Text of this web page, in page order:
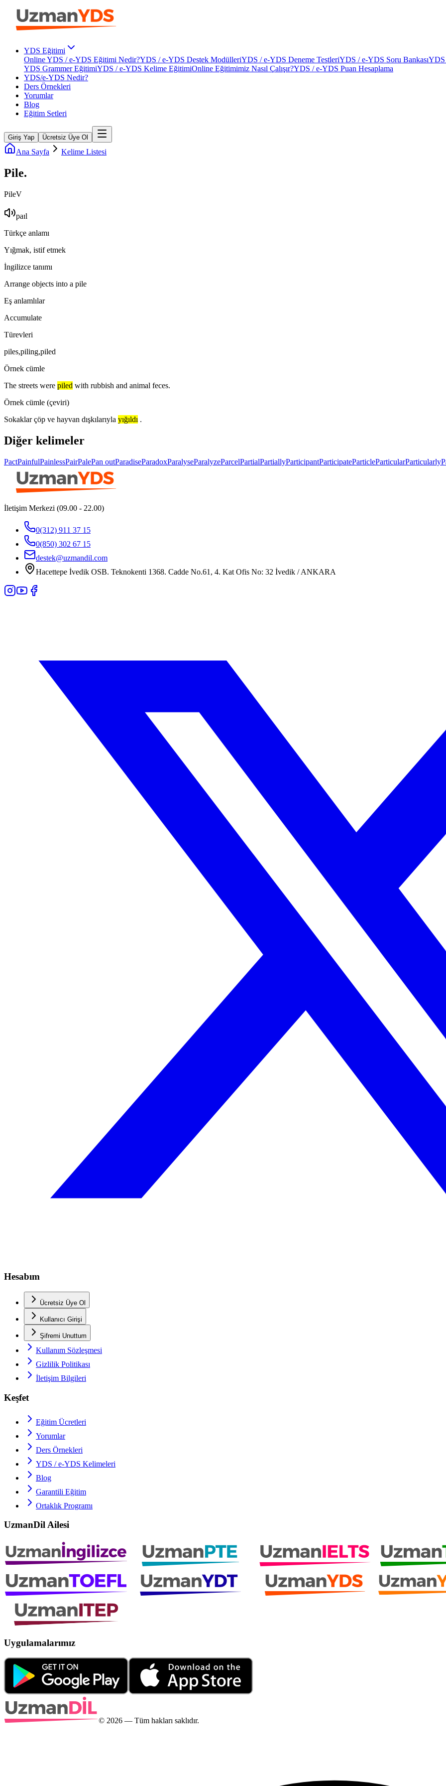
YDS Eğitimi
Online YDS / e-YDS Eğitimi Nedir?YDS / e-YDS Destek ModülleriYDS / e-YDS Deneme TestleriYDS / e-YDS Soru BankasıYDS
YDS Grammer EğitimiYDS / e-YDS Kelime EğitimiOnline Eğitimimiz Nasıl Çalışır?YDS / e-YDS Puan Hesaplama
YDS/e-YDS Nedir?
Ders Örnekleri
Yorumlar
Blog
Eğitim Setleri
Giriş Yap Ücretsiz Üye Ol
Ana Sayfa Kelime Listesi
Pile.
PileV
paɪl
Türkçe anlamı
Yığmak, istif etmek
İngilizce tanımı
Arrange objects into a pile
Eş anlamlılar
Accumulate
Türevleri
piles,piling,piled
Örnek cümle
The streets were piled with rubbish and animal feces.
Örnek cümle (çeviri)
Sokaklar çöp ve hayvan dışkılarıyla yığıldı .
Diğer kelimeler
PactPainfulPainlessPairPalePan outParadiseParadoxParalyseParalyzeParcelPartialPartiallyParticipantParticipateParticleParticularParticularly
İletişim Merkezi (09.00 - 22.00)
0(312) 911 37 15
0(850) 302 67 15
destek@uzmandil.com
Hacettepe İvedik OSB. Teknokenti 1368. Cadde No.61, 4. Kat Ofis No: 32 İvedik / ANKARA
Hesabım
Ücretsiz Üye Ol
Kullanıcı Girişi
Şifremi Unuttum
Kullanım Sözleşmesi
Gizlilik Politikası
İletişim Bilgileri
Keşfet
Eğitim Ücretleri
Yorumlar
Ders Örnekleri
YDS / e-YDS Kelimeleri
Blog
Garantili Eğitim
Ortaklık Programı
UzmanDil Ailesi
Uygulamalarımız
© 2026 — Tüm hakları saklıdır.